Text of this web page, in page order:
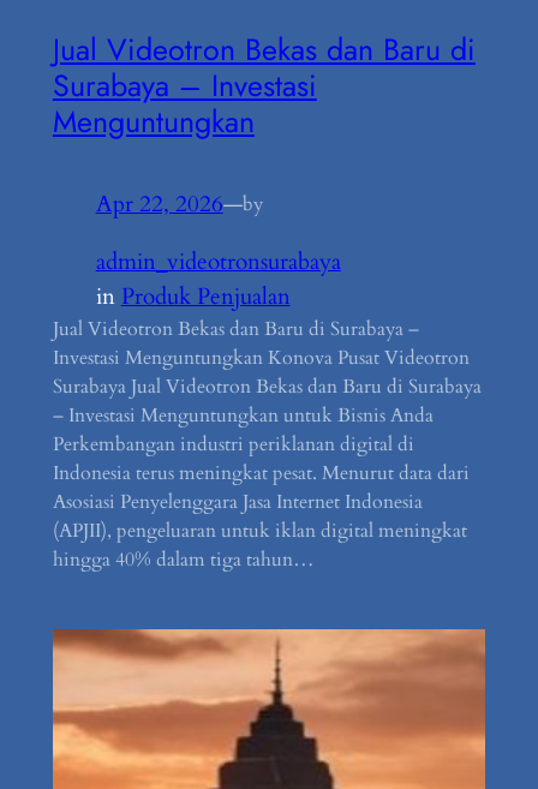
Jual Videotron Bekas dan Baru di
Surabaya – Investasi
Menguntungkan
Apr 22, 2026—by
admin_videotronsurabaya
in Produk Penjualan
Jual Videotron Bekas dan Baru di Surabaya –
Investasi Menguntungkan Konova Pusat Videotron
Surabaya Jual Videotron Bekas dan Baru di Surabaya
– Investasi Menguntungkan untuk Bisnis Anda
Perkembangan industri periklanan digital di
Indonesia terus meningkat pesat. Menurut data dari
Asosiasi Penyelenggara Jasa Internet Indonesia
(APJII), pengeluaran untuk iklan digital meningkat
hingga 40% dalam tiga tahun…